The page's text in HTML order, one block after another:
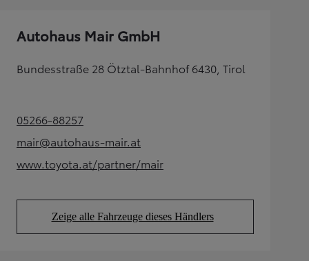
Autohaus Mair GmbH
Bundesstraße 28 Ötztal-Bahnhof 6430, Tirol
05266-88257(Opens in new tab)
mair@autohaus-mair.at
(Opens in new tab)
www.toyota.at/partner/mair
(Opens in new tab)
Zeige alle Fahrzeuge dieses Händlers
(Opens in new tab)